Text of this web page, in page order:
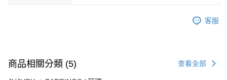
客服
商品相關分類 (5) 查看全部